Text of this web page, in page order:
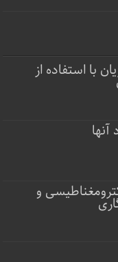
با استفاده از
آنها
و